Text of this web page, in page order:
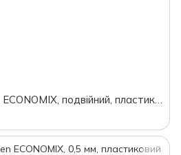
Стакан-непроливайка ECONOMIX, подвійний, пластиковий, кольоровий